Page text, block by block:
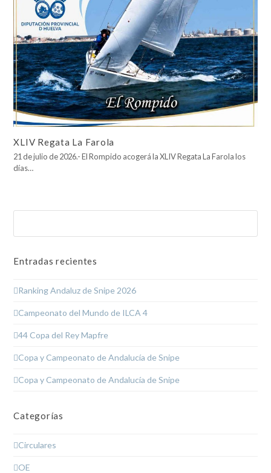
XLIV Regata La Farola
21 de julio de 2026.- El Rompido acogerá la XLIV Regata La Farola los
días…
Entradas recientes
Ranking Andaluz de Snipe 2026
Campeonato del Mundo de ILCA 4
44 Copa del Rey Mapfre
Copa y Campeonato de Andalucía de Snipe
Copa y Campeonato de Andalucía de Snipe
Categorías
Circulares
OE